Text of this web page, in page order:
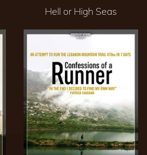
Hell or High Seas